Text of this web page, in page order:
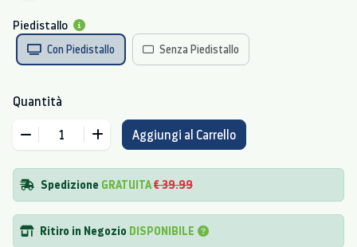
Piedistallo
Con Piedistallo Senza Piedistallo
Quantità
Aggiungi al Carrello
Spedizione GRATUITA€ 39.99
Ritiro in Negozio DISPONIBILE